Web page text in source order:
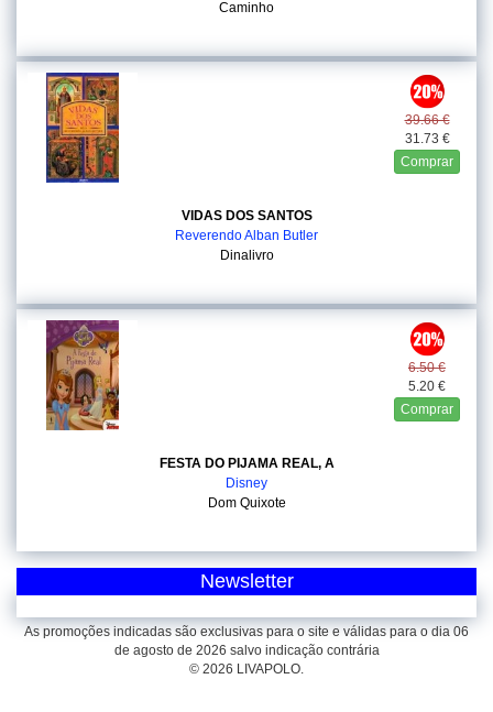
Caminho
39.66 €
31.73 €
Comprar
VIDAS DOS SANTOS
Reverendo Alban Butler
Dinalivro
6.50 €
5.20 €
Comprar
FESTA DO PIJAMA REAL, A
Disney
Dom Quixote
Newsletter
As promoções indicadas são exclusivas para o site e válidas para o dia 06
de agosto de 2026 salvo indicação contrária
© 2026 LIVAPOLO.